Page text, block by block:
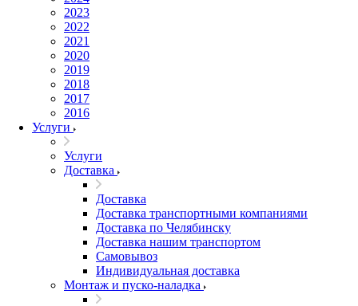
2023
2022
2021
2020
2019
2018
2017
2016
Услуги
Услуги
Доставка
Доставка
Доставка транспортными компаниями
Доставка по Челябинску
Доставка нашим транспортом
Самовывоз
Индивидуальная доставка
Монтаж и пуско-наладка